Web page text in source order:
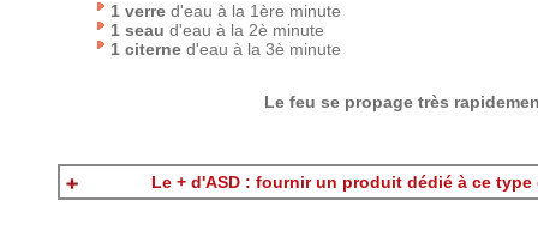
1 verre d'eau à la 1ère minute
1 seau d'eau à la 2è minute
1 citerne d'eau à la 3è minute
Le feu se propage très
Le + d'ASD : fournir un produit dédié à ce